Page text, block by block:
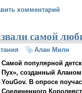
— День рождения
комментарий
самой
Алан Милн
Самой популярной
Пух», созданный
YouGov.В опросе
Соединенного